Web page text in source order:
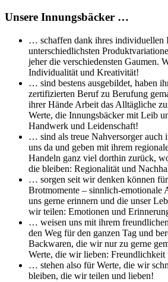
Unsere Innungsbäcker …
… schaffen dank ihres individuellen
unterschiedlichsten
jeher die verschiedensten Gaumen.
Individualität und Kreativität!
… sind bestens ausgebildet, haben
zertifizierten Beruf zu Berufung
ihrer Hände Arbeit das Alltägliche
Werte, die Innungsbäcker mit Leib
Handwerk und Leidenschaft!
… sind als treue Nahversorger auch
uns da und geben mit ihrem
Handeln ganz viel dorthin zurück,
die bleiben: Regionalität und
… sorgen seit wir denken können für
Brotmomente – sinnlich-emotionale
uns gerne erinnern und die unser
wir teilen: Emotionen und
… weisen uns mit ihrem
den Weg für den ganzen Tag und
Backwaren, die wir nur zu gerne
Werte, die wir lieben: Freundlichkeit
… stehen also für Werte, die wir
bleiben, die wir teilen und lieben!